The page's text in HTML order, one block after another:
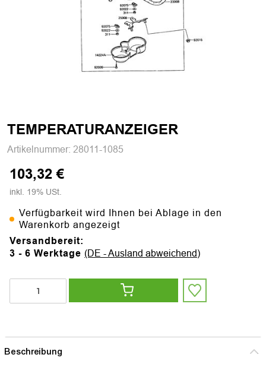
TEMPERATURANZEIGER
Artikelnummer: 28011-1085
103,32 €
inkl. 19% USt.
Verfügbarkeit wird Ihnen bei Ablage in den
Warenkorb angezeigt
Versandbereit:
3 - 6 Werktage (DE - Ausland abweichend)
Beschreibung